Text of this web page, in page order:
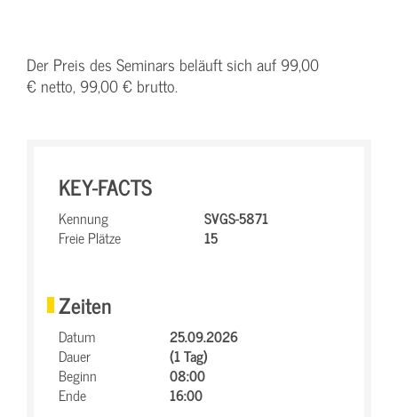
Der Preis des Seminars beläuft sich auf 99,00
€ netto, 99,00 € brutto.
KEY-FACTS
Kennung
SVGS-5871
Freie Plätze
15
Zeiten
Datum
25.09.2026
Dauer
(1 Tag)
Beginn
08:00
Ende
16:00